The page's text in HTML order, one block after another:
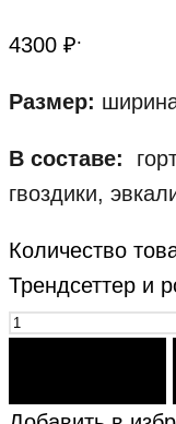
4300 ₽.
Размер:
В составе:
гвоздики,
Количество
Трендсеттер и